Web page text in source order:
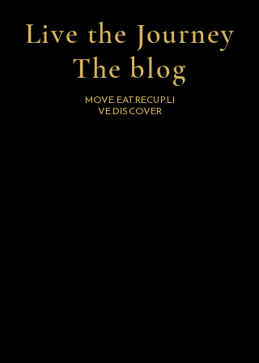
Live the Journey
The blog
MOVE.EAT.RECUP.LI
VE.DISCOVER